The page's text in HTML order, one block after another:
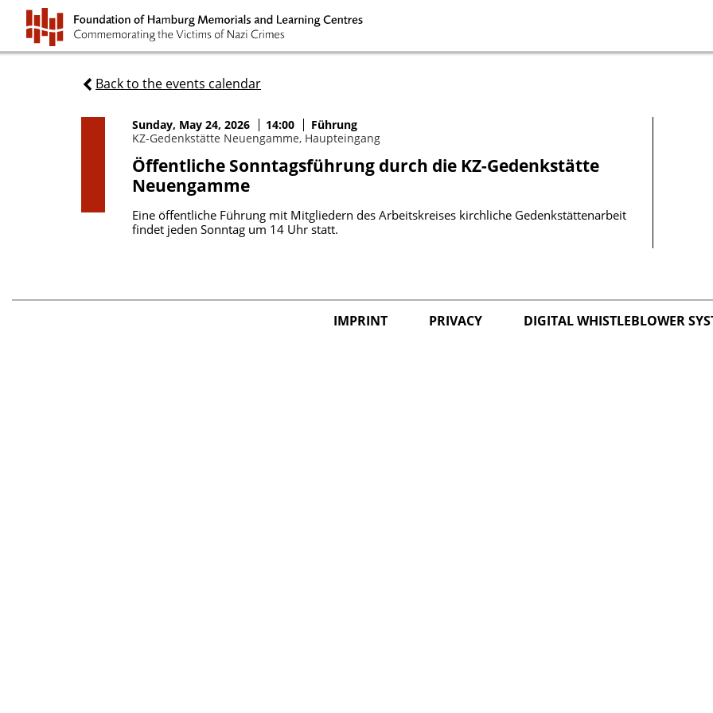
Back to the events calendar
Sunday, May 24, 2026 14:00
Führung
KZ-Gedenkstätte Neuengamme, Haupteingang
Öffentliche Sonntagsführung durch die KZ-Gedenkstätte
Neuengamme
Eine öffentliche Führung mit Mitgliedern des Arbeitskreises kirchliche Gedenkstättenarbeit
findet jeden Sonntag um 14 Uhr statt.
IMPRINT PRIVACY DIGITAL WHISTLEBLOWER